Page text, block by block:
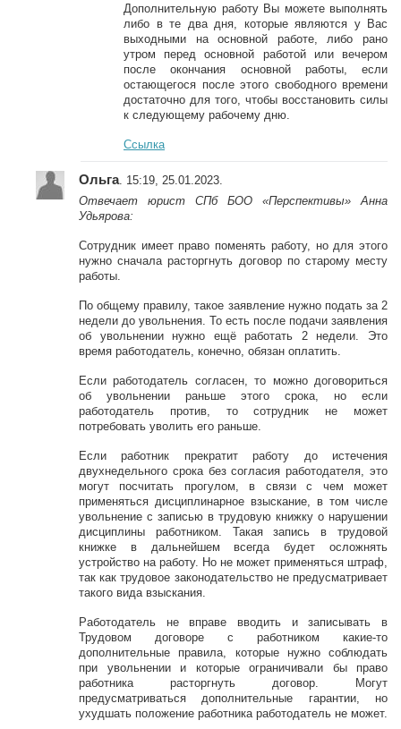
Дополнительную работу Вы можете выполнять
либо в те два дня, которые являются у Вас
выходными на основной работе, либо рано
утром перед основной работой или вечером
после окончания основной работы, если
остающегося после этого свободного времени
достаточно для того, чтобы восстановить силы
к следующему рабочему дню.
Ссылка
Ольга. 15:19, 25.01.2023.
Отвечает юрист СПб БОО «Перспективы» Анна
Удьярова:
Сотрудник имеет право поменять работу, но для этого
нужно сначала расторгнуть договор по старому месту
работы.
По общему правилу, такое заявление нужно подать за 2
недели до увольнения. То есть после подачи заявления
об увольнении нужно ещё работать 2 недели. Это
время работодатель, конечно, обязан оплатить.
Если работодатель согласен, то можно договориться
об увольнении раньше этого срока, но если
работодатель против, то сотрудник не может
потребовать уволить его раньше.
Если работник прекратит работу до истечения
двухнедельного срока без согласия работодателя, это
могут посчитать прогулом, в связи с чем может
применяться дисциплинарное взыскание, в том числе
увольнение с записью в трудовую книжку о нарушении
дисциплины работником. Такая запись в трудовой
книжке в дальнейшем всегда будет осложнять
устройство на работу. Но не может применяться штраф,
так как трудовое законодательство не предусматривает
такого вида взыскания.
Работодатель не вправе вводить и записывать в
Трудовом договоре с работником какие-то
дополнительные правила, которые нужно соблюдать
при увольнении и которые ограничивали бы право
работника расторгнуть договор. Могут
предусматриваться дополнительные гарантии, но
ухудшать положение работника работодатель не может.